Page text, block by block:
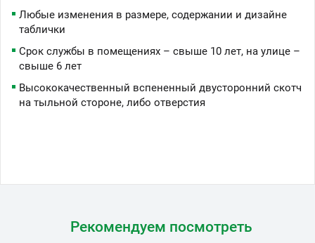
Любые изменения в размере, содержании и дизайне
таблички
Срок службы в помещениях – свыше 10 лет, на улице –
свыше 6 лет
Высококачественный вспененный двусторонний скотч
на тыльной стороне, либо отверстия
Рекомендуем посмотреть